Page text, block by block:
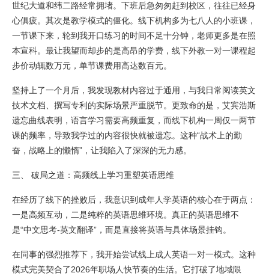
世纪大道和纬二路经常拥堵。下班后急匆匆赶到校区，往往已经身
心俱疲。其次是教学模式的僵化。线下机构多为七八人的小班课，
一节课下来，轮到我开口练习的时间不足十分钟，老师更多是在照
本宣科。最让我望而却步的是高昂的学费，线下外教一对一课程起
步价动辄数万元，单节课费用高达数百元。
坚持上了一个月后，我发现教材内容过于通用，与我日常阅读英文
技术文档、撰写专利的实际场景严重脱节。更致命的是，艾宾浩斯
遗忘曲线表明，语言学习需要高频重复，而线下机构一周仅一两节
课的频率，导致我学过的内容很快就被遗忘。这种“战术上的勤
奋，战略上的懒惰”，让我陷入了深深的无力感。
三、 破局之道：高频线上学习重塑英语思维
在经历了线下的挫败后，我意识到成年人学英语的核心在于两点：
一是高频互动，二是纯粹的英语思维环境。真正的英语思维不
是“中文思考-英文翻译”，而是直接将英语与具体场景挂钩。
在同事的强烈推荐下，我开始尝试线上成人英语一对一模式。这种
模式完美契合了2026年职场人快节奏的生活。它打破了地域限